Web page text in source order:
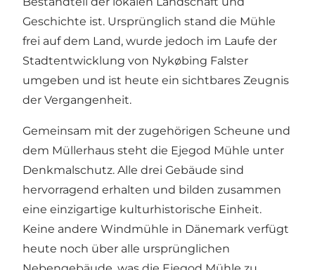
Geschichte ist. Ursprünglich stand die Mühle
frei auf dem Land, wurde jedoch im Laufe der
Stadtentwicklung von Nykøbing Falster
umgeben und ist heute ein sichtbares Zeugnis
der Vergangenheit.
Gemeinsam mit der zugehörigen Scheune und
dem Müllerhaus steht die Ejegod Mühle unter
Denkmalschutz. Alle drei Gebäude sind
hervorragend erhalten und bilden zusammen
eine einzigartige kulturhistorische Einheit.
Keine andere Windmühle in Dänemark verfügt
heute noch über alle ursprünglichen